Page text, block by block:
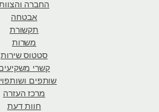
החברה והצוות
אבטחה
תקשורת
משרות
סטטוס שירות
קשרי משקיעים
שותפים ושותפויות
מרכז העזרה
חוות דעת